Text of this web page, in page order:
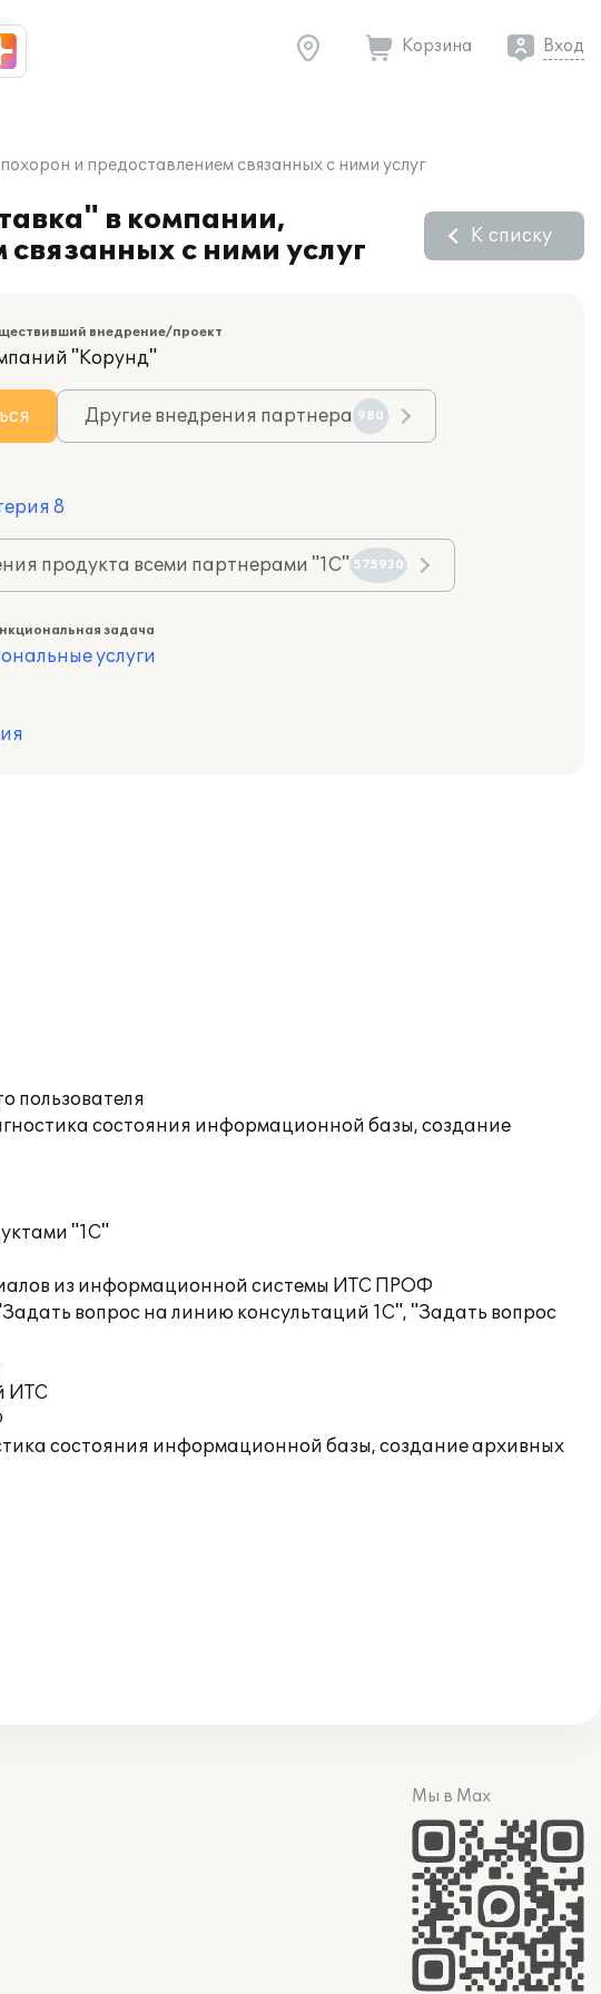
Корзина Вход
и предоставлением связанных с ними услуг
в компании,
с ними услуг
К списку
внедрение/проект
"Корунд"
Другие внедрения партнера 980
8
продукта всеми партнерами "1С" 575930
задача
услуги
пользователя
состояния информационной базы, создание
"1С"
из информационной системы ИТС ПРОФ
вопрос на линию консультаций 1С", "Задать вопрос
ИТС
состояния информационной базы, создание архивных
Мы в Max